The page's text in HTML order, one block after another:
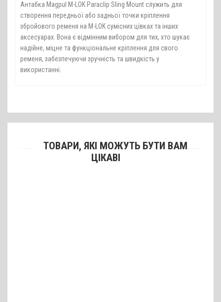
Антабка Magpul M-LOK Paraclip Sling Mount служить для
створення передньої або задньої точки кріплення
збройового ременя на M-LOK сумісних цівках та інших
аксесуарах. Вона є відмінним вибором для тих, хто шукає
надійне, міцне та функціональне кріплення для свого
ременя, забезпечуючи зручність та швидкість у
використанні.
ТОВАРИ, ЯКІ МОЖУТЬ БУТИ ВАМ
ЦІКАВІ